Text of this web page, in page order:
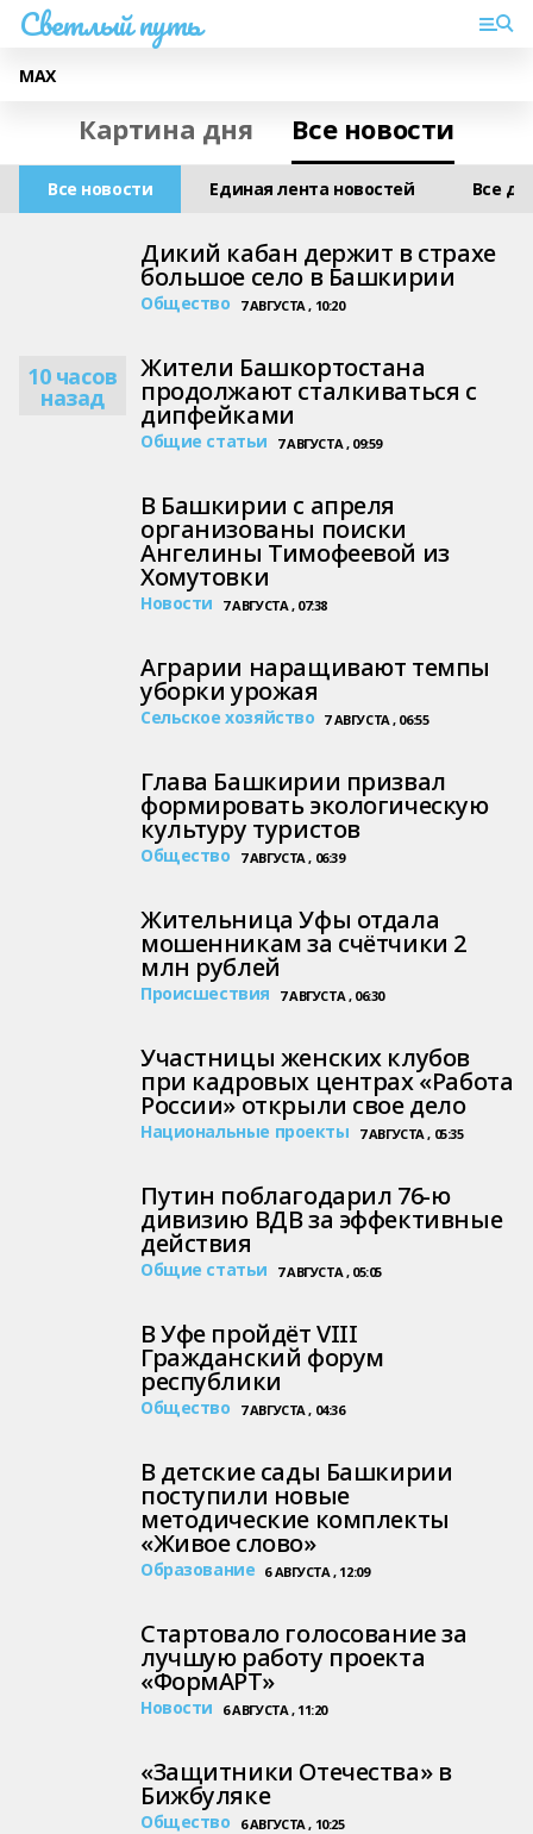
Светлый путь
МАХ
Картина дня Все новости
Все новости Единая лента новостей Все
Дикий кабан держит в страхе
большое село в Башкирии
Общество 7 АВГУСТА , 10:20
10 часов
назад
Жители Башкортостана
продолжают сталкиваться с
дипфейками
Общие статьи 7 АВГУСТА , 09:59
В Башкирии с апреля
организованы поиски
Ангелины Тимофеевой из
Хомутовки
Новости 7 АВГУСТА , 07:38
Аграрии наращивают темпы
уборки урожая
Сельское хозяйство 7 АВГУСТА , 06:55
Глава Башкирии призвал
формировать экологическую
культуру туристов
Общество 7 АВГУСТА , 06:39
Жительница Уфы отдала
мошенникам за счётчики 2
млн рублей
Проиcшествия 7 АВГУСТА , 06:30
Участницы женских клубов
при кадровых центрах «Работа
России» открыли свое дело
Национальные проекты 7 АВГУСТА , 05:35
Путин поблагодарил 76-ю
дивизию ВДВ за эффективные
действия
Общие статьи 7 АВГУСТА , 05:05
В Уфе пройдёт VIII
Гражданский форум
республики
Общество 7 АВГУСТА , 04:36
В детские сады Башкирии
поступили новые
методические комплекты
«Живое слово»
Образование 6 АВГУСТА , 12:09
Стартовало голосование за
лучшую работу проекта
«ФормАРТ»
Новости 6 АВГУСТА , 11:20
«Защитники Отечества» в
Бижбуляке
Общество 6 АВГУСТА , 10:25